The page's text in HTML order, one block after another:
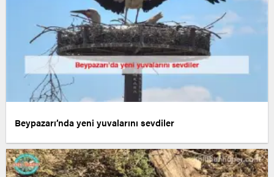
Beypazarı’nda yeni yuvalarını sevdiler